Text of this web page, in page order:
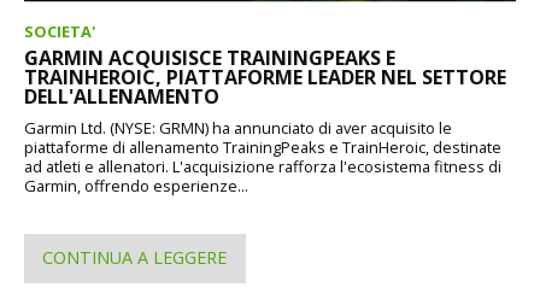
SOCIETA'
GARMIN ACQUISISCE TRAININGPEAKS E
TRAINHEROIC, PIATTAFORME LEADER NEL SETTORE
DELL'ALLENAMENTO
Garmin Ltd. (NYSE: GRMN) ha annunciato di aver acquisito le
piattaforme di allenamento TrainingPeaks e TrainHeroic, destinate
ad atleti e allenatori. L'acquisizione rafforza l'ecosistema fitness di
Garmin, offrendo esperienze...
CONTINUA A LEGGERE